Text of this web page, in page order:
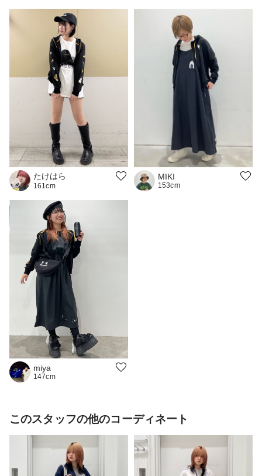
たけはら
161cm
MIKI
153cm
miya
147cm
このスタッフの他のコーディネート